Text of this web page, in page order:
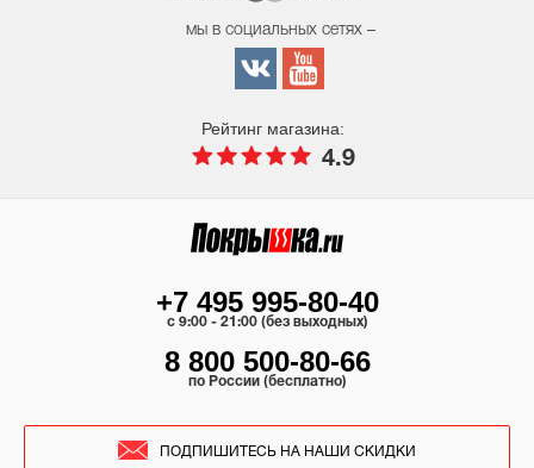
мы в социальных сетях –
Рейтинг магазина:
4.9
+7 495 995-80-40
c 9:00 - 21:00 (без выходных)
8 800 500-80-66
по России (бесплатно)
ПОДПИШИТЕСЬ НА НАШИ СКИДКИ